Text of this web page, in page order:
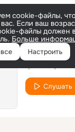
cookie-файлы,
Если ваш
файлы должен
Больше
Настроить
Вперёд
Слушать